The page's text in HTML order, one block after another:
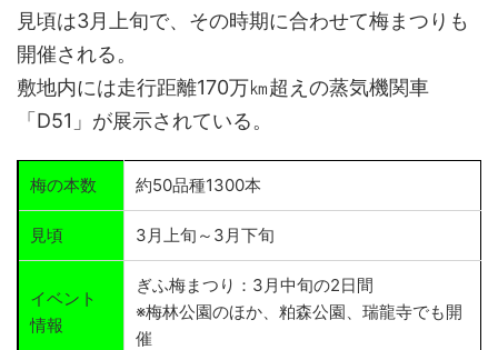
見頃は3月上旬で、その時期に合わせて梅まつりも
開催される。
敷地内には走行距離170万㎞超えの蒸気機関車
「D51」が展示されている。
梅の本数 約50品種1300本
見頃 3月上旬～3月下旬
イベント
情報
ぎふ梅まつり：3月中旬の2日間
※梅林公園のほか、粕森公園、瑞龍寺でも開
催